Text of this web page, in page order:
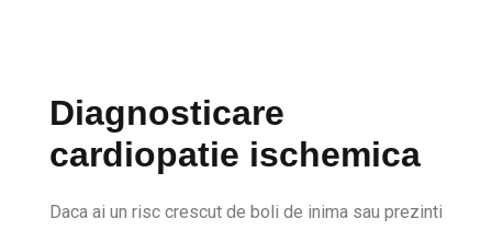
Diagnosticare
cardiopatie ischemica
Daca ai un risc crescut de boli de inima sau prezinti